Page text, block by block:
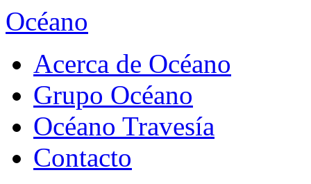
Océano
Acerca de Océano
Grupo Océano
Océano Travesía
Contacto